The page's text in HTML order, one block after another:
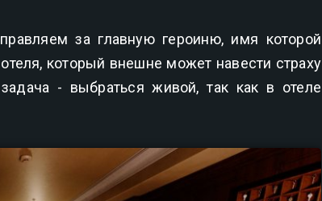
за главную героиню, имя которой
который внешне может навести страху
- выбраться живой, так как в отеле